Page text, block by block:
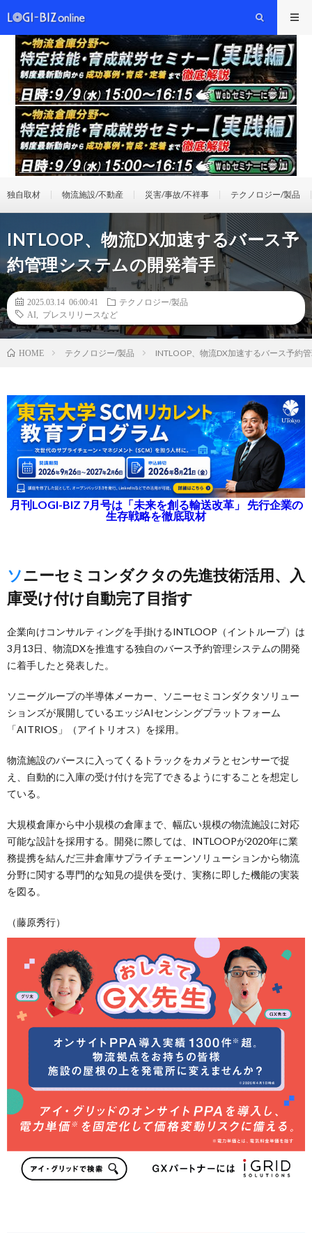
独自取材 物流施設/不動産 災害/事故/不祥事 テクノロジー/製品
INTLOOP、物流DX加速するバース予
約管理システムの開発着手
2025.03.14 06:00:41
テクノロジー/製品
AI
プレスリリースなど
HOME テクノロジー/製品 INTLOOP、物流DX加速するバース予約
月刊LOGI-BIZ 7月号は「未来を創る輸送改革」 先行企業の
生存戦略を徹底取材
ソニーセミコンダクタの先進技術活用、入
庫受け付け自動完了目指す
企業向けコンサルティングを手掛けるINTLOOP（イントループ）は
3月13日、物流DXを推進する独自のバース予約管理システムの開発
に着手したと発表した。
ソニーグループの半導体メーカー、ソニーセミコンダクタソリュー
ションズが展開しているエッジAIセンシングプラットフォーム
「AITRIOS」（アイトリオス）を採用。
物流施設のバースに入ってくるトラックをカメラとセンサーで捉
え、自動的に入庫の受け付けを完了できるようにすることを想定し
ている。
大規模倉庫から中小規模の倉庫まで、幅広い規模の物流施設に対応
可能な設計を採用する。開発に際しては、INTLOOPが2020年に業
務提携を結んだ三井倉庫サプライチェーンソリューションから物流
分野に関する専門的な知見の提供を受け、実務に即した機能の実装
を図る。
（藤原秀行）